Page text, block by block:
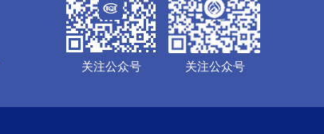
关注公众号
关注公众号